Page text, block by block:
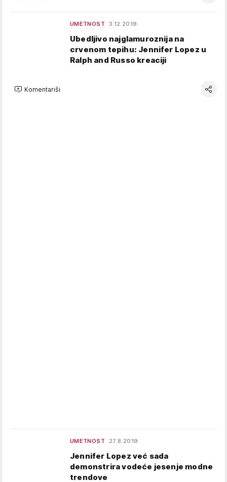
UMETNOST 3.12.2019.
Ubedljivo najglamuroznija na
crvenom tepihu: Jennifer Lopez u
Ralph and Russo kreaciji
Komentariši
UMETNOST 27.8.2019.
Jennifer Lopez već sada
demonstrira vodeće jesenje modne
trendove